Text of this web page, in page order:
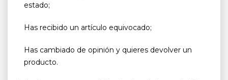
estado;
Has recibido un artículo equivocado;
Has cambiado de opinión y quieres devolver un
producto.